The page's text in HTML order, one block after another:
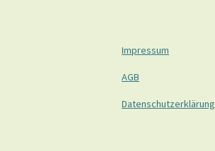
Impressum
AGB
Datenschutzerklärung